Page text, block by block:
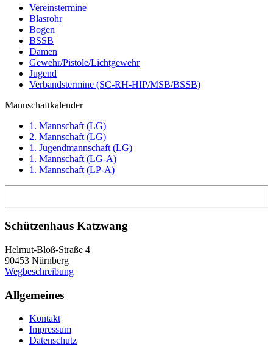
Vereinstermine
Blasrohr
Bogen
BSSB
Damen
Gewehr/Pistole/Lichtgewehr
Jugend
Verbandstermine (SC-RH-HIP/MSB/BSSB)
Mannschaftkalender
1. Mannschaft (LG)
2. Mannschaft (LG)
1. Jugendmannschaft (LG)
1. Mannschaft (LG-A)
1. Mannschaft (LP-A)
Schützenhaus Katzwang
Helmut-Bloß-Straße 4
90453 Nürnberg
Wegbeschreibung
Allgemeines
Kontakt
Impressum
Datenschutz